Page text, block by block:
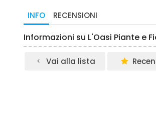
INFO RECENSIONI
Informazioni su L'Oasi Piante e
Vai alla lista